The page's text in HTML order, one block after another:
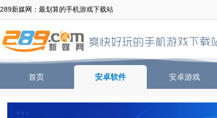
289新媒网：最划算的手机游戏下载站
首页 安卓软件 安卓游戏